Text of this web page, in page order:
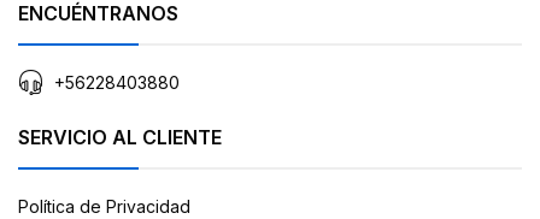
ENCUÉNTRANOS
+56228403880
SERVICIO AL CLIENTE
Política de Privacidad